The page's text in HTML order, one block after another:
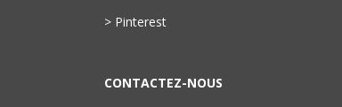
> Pinterest
CONTACTEZ-NOUS